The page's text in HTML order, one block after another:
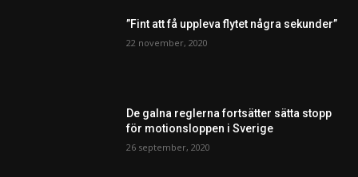
”Fint att få uppleva flytet några sekunder”
22 november, 2020
De galna reglerna fortsätter sätta stopp
för motionsloppen i Sverige
26 september, 2020